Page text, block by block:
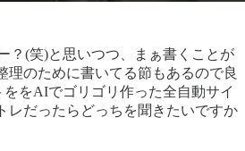
？(笑)と思いつつ、まぁ書くことが
理のために書いてる節もあるので良
ををAIでゴリゴリ作った全自動サイ
レだったらどっちを聞きたいですか